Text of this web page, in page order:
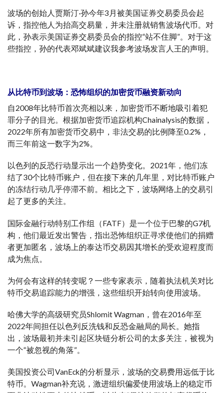
波场的创始人贾斯汀·孙今年3月被美国证券交易委员会起
诉，指控他人为抬高交易量，并未注册就销售波场代币。对
此，孙表示美国证券交易委员会的指控“站不住脚”。对于这
些指控，孙的代表邓斌斌建议我参考波场发言人王的声明。
从比特币到波场：恐怖组织的加密货币融资新动向
自2008年比特币首次亮相以来，加密货币不断地吸引着犯
罪分子的目光。根据加密货币追踪机构Chainalysis的数据，
2022年所有加密货币交易中，非法交易的比例降至0.2%，
而三年前这一数字为2%。
以色列的反恐行动显示出一个趋势变化。2021年，他们冻
结了30个比特币账户，但在接下来的几年里，对比特币账户
的冻结行动几乎停滞不前。相比之下，波场网络上的交易引
起了更多的关注。
国际金融行动特别工作组（FATF）是一个位于巴黎的G7机
构，他们最近发出警告，指出恐怖组织正寻求使他们的捐赠
者更加匿名，波场上的泰达币交易因其增长的受欢迎程度而
成为焦点。
为何会有这样的转变呢？一些专家表示，随着执法机关对比
特币交易追踪能力的增强，这些组织开始转向使用波场。
哈佛大学的高级研究员Shlomit Wagman，曾在2016年至
2022年间担任以色列反洗钱和反恐金融局的局长。她指
出，波场最初并未引起区块链分析公司的太多关注，被视为
一个“被忽视的角落”。
美国投资公司VanEck的分析显示，波场的交易费用远低于比
特币。Wagman补充说，激进组织偏爱使用波场上的稳定币